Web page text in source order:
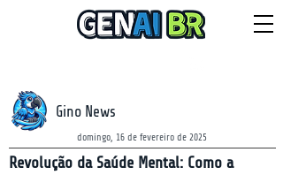
Gino News
domingo, 16 de fevereiro de 2025
Revolução da Saúde Mental: Como a